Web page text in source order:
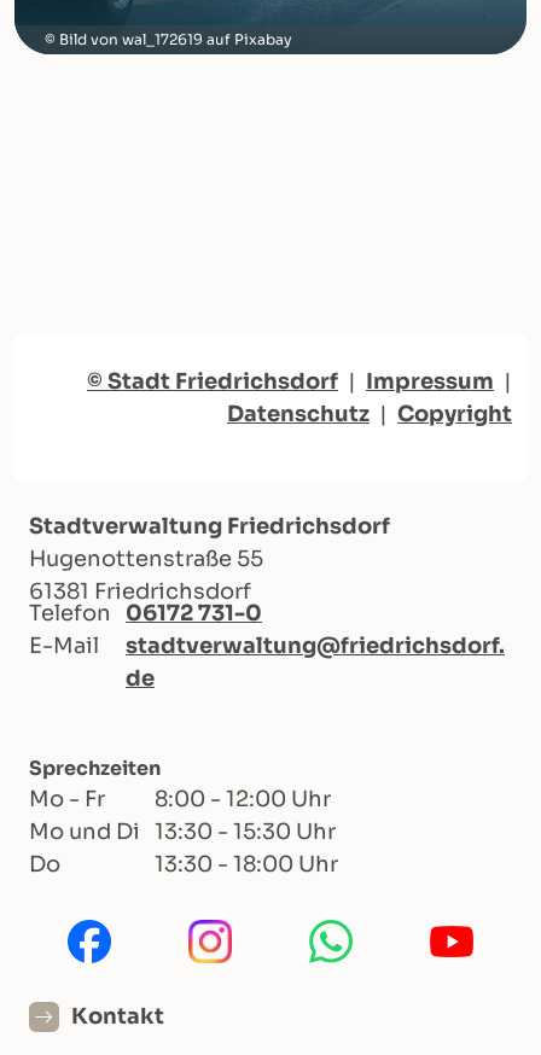
Bild von wal_172619 auf Pixabay
© Stadt Friedrichsdorf | Impressum |
Datenschutz | Copyright
Stadtverwaltung Friedrichsdorf
Hugenottenstraße 55
61381 Friedrichsdorf
Telefon
06172 731-0
E-Mail
stadtverwaltung@friedrichsdorf.
de
Sprechzeiten
Mo - Fr
8:00 - 12:00 Uhr
Mo und Di
13:30 - 15:30 Uhr
Do
13:30 - 18:00 Uhr
Kontakt